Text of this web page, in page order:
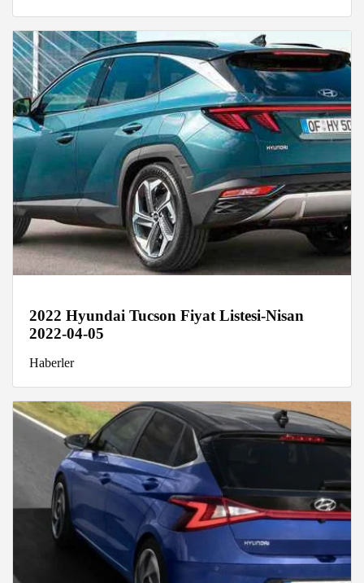
2022 Hyundai Tucson Fiyat Listesi-Nisan
2022-04-05
Haberler